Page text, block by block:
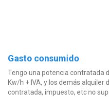
Gasto consumido
Tengo una potencia contratada
Kw/h + IVA, y los demás alquiler
contratada, impuesto, etc no